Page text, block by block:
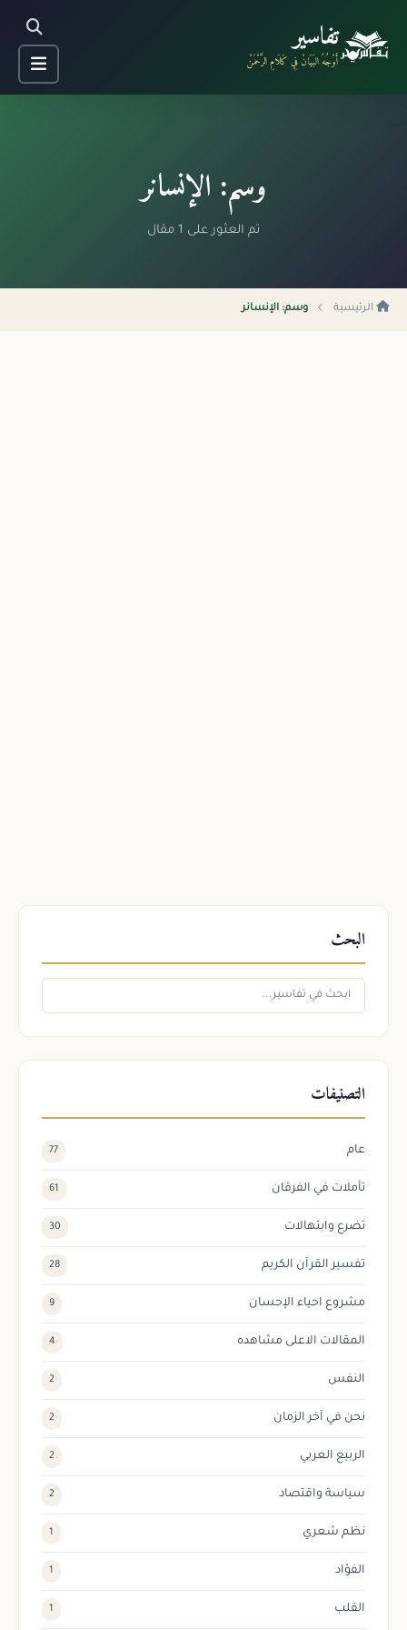
تفاسير
أَوْجُهُ البَيَانْ فِي كَلَامِ الرَّحْمَنْ
وسم: الإنسانر
تم العثور على 1 مقال
الرئيسية وسم: الإنسانر
البحث
التصنيفات
عام 77
تأملات في الفرقان 61
تضرع وابتهالات 30
تفسير القرآن الكريم 28
مشروع احياء الإحسان 9
المقالات الاعلى مشاهده 4
النفس 2
نحن في آخر الزمان 2
الربيع العربي 2
سياسة واقتصاد 2
نظم شعري 1
الفؤاد 1
القلب 1